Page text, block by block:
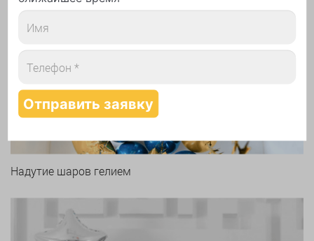
Арки и гирлянды из шаров
Надутие шаров гелием